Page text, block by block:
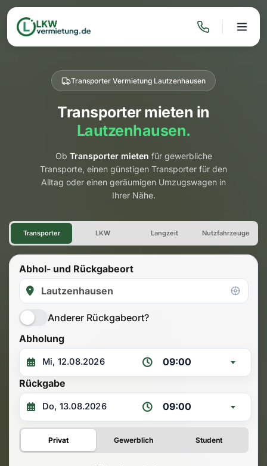
Transporter Vermietung Lautzenhausen
Transporter mieten in
Lautzenhausen.
Ob Transporter mieten für gewerbliche
Transporte, einen günstigen Transporter für den
Alltag oder einen geräumigen Umzugswagen in
Ihrer Nähe.
Transporter Vermietung
Transporter LKW Langzeit Nutzfahrzeuge
Abhol- und Rückgabeort
Anderer Rückgabeort?
Abholung
09:00
Rückgabe
09:00
Privat Gewerblich Student